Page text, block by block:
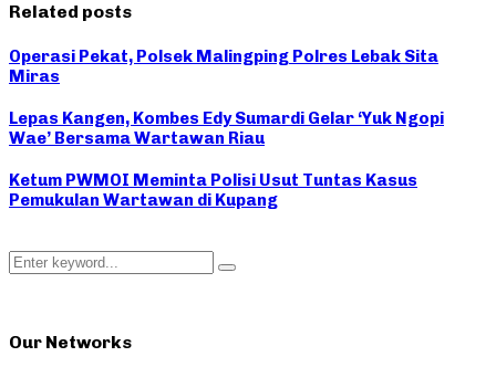
Related posts
Operasi Pekat, Polsek Malingping Polres Lebak Sita
Miras
Lepas Kangen, Kombes Edy Sumardi Gelar ‘Yuk Ngopi
Wae’ Bersama Wartawan Riau
Ketum PWMOI Meminta Polisi Usut Tuntas Kasus
Pemukulan Wartawan di Kupang
Search
for:
Search
Our Networks